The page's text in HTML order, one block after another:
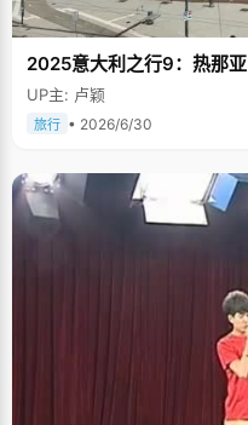
2025意大利之行9：热那亚
UP主: 卢颖
旅行 • 2026/6/30